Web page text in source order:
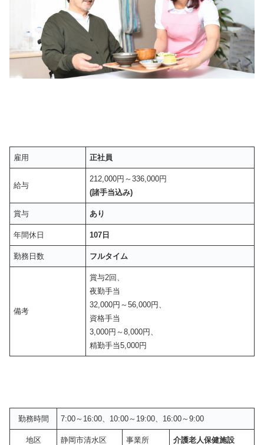
雇用 正社員
給与
212,000円～336,000円
(諸手当込み)
賞与 あり
年間休日 107日
勤務日数 フルタイム
備考
賞与2回、
夜勤手当
32,000円～56,000円、
資格手当
3,000円～8,000円、
精勤手当5,000円
勤務時間 7:00～16:00、10:00～19:00、16:00～9:00
地区 静岡市清水区 事業所 介護老人保健施設